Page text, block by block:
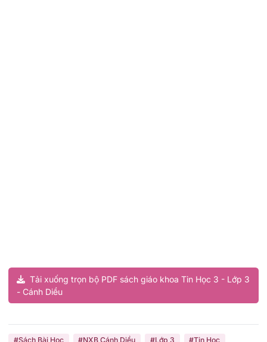
Tải xuống trọn bộ PDF sách giáo khoa Tin Học 3 - Lớp 3
- Cánh Diều
#Sách Bài Học #NXB Cánh Diều #Lớp 3 #Tin Học